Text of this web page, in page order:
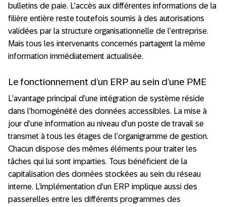
bulletins de paie. L’accès aux différentes informations de la
filière entière reste toutefois soumis à des autorisations
validées par la structure organisationnelle de l’entreprise.
Mais tous les intervenants concernés partagent la même
information immédiatement actualisée.
Le fonctionnement d’un ERP au sein d’une PME
L’avantage principal d’une intégration de système réside
dans l’homogénéité des données accessibles. La mise à
jour d’une information au niveau d’un poste de travail se
transmet à tous les étages de l’organigramme de gestion.
Chacun dispose des mêmes éléments pour traiter les
tâches qui lui sont imparties. Tous bénéficient de la
capitalisation des données stockées au sein du réseau
interne. L’implémentation d’un ERP implique aussi des
passerelles entre les différents programmes des